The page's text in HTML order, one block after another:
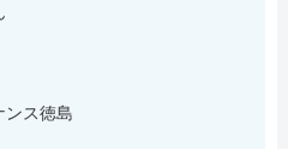
ンス徳島